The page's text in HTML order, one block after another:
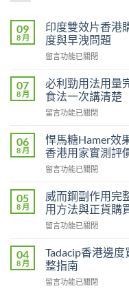
09
8 月
印度雙效片香港
度與早洩問題
在
度
雙
效
片
港
購
買
指
2026：
一
藥
時
解
決
留言功能已關閉
07
8 月
必利勁用法用量
食法一次講清楚
在
利
勁
用
法
量
完
整
教
幾
時
食
留言功能已關閉
06
8 月
悍馬糖Hamer效
香港用家實測評
在
馬
糖
Hamer
效
真
相：
用
留言功能已關閉
05
8 月
威而鋼副作用完
用方法與正貨購
在
而
鋼
副
作
留言功能已關閉
04
8 月
Tadacip香港邊
整指南
在
留言功能已關閉